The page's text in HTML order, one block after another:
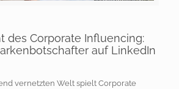
des Corporate Influencing:
auf LinkedIn
vernetzten Welt spielt Corporate